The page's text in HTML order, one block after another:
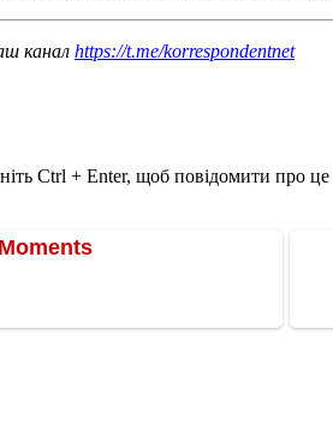
канал https://t.me/korrespondentnet
Ctrl + Enter, щоб повідомити про